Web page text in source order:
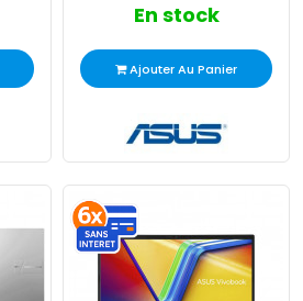
En stock
Ajouter Au Panier